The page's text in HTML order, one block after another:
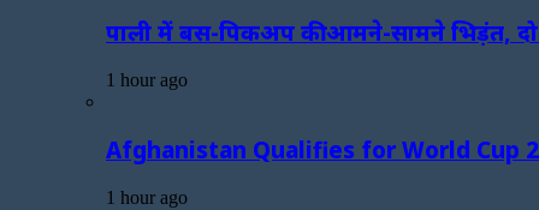
पाली में बस-पिकअप की आमने-सामने भिड़ंत,
1 hour ago
Afghanistan Qualifies for World Cup
1 hour ago